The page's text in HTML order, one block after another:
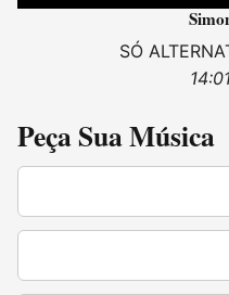
SÓ
Peça Sua Música